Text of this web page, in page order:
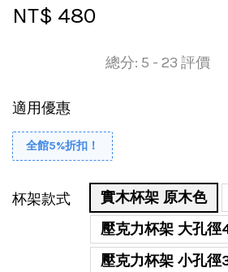
NT$ 480
總分: 5 - 23 評價
適用優惠
全館5%折扣！
杯架款式 實木杯架 原木色
壓克力杯架 大孔
壓克力杯架 小孔